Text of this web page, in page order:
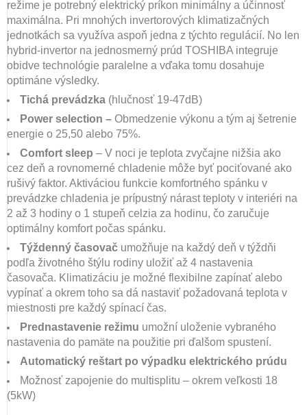
režime je potrebný elektrický príkon minimálny a účinnosť
maximálna. Pri mnohých invertorových klimatizačných
jednotkách sa využíva aspoň jedna z týchto regulácií. No len
hybrid-invertor na jednosmerný prúd TOSHIBA integruje
obidve technológie paralelne a vďaka tomu dosahuje
optimáne výsledky.
Tichá prevádzka (hlučnosť 19-47dB)
Power selection – Obmedzenie výkonu a tým aj šetrenie
energie o 25,50 alebo 75%.
Comfort sleep – V noci je teplota zvyčajne nižšia ako
cez deň a rovnomerné chladenie môže byť pociťované ako
rušivý faktor. Aktiváciou funkcie komfortného spánku v
prevádzke chladenia je prípustný nárast teploty v interiéri na
2 až 3 hodiny o 1 stupeň celzia za hodinu, čo zaručuje
optimálny komfort počas spánku.
Týždenný časovač umožňuje na každý deň v týždňi
podľa životného štýlu rodiny uložiť až 4 nastavenia
časovača. Klimatizáciu je možné flexibilne zapínať alebo
vypínať a okrem toho sa dá nastaviť požadovaná teplota v
miestnosti pre každý spínací čas.
Prednastavenie režimu umožní uloženie vybraného
nastavenia do pamäte na použitie pri ďalšom spustení.
Automatický reštart po výpadku elektrického prúdu
Možnosť zapojenie do multisplitu – okrem veľkosti 18
(5kW)